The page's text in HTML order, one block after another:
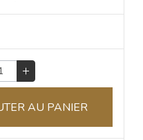
AU PANIER